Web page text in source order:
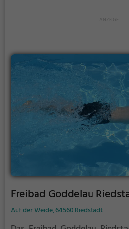
Freibad Goddelau
Auf der Weide, 64560 Riedstadt